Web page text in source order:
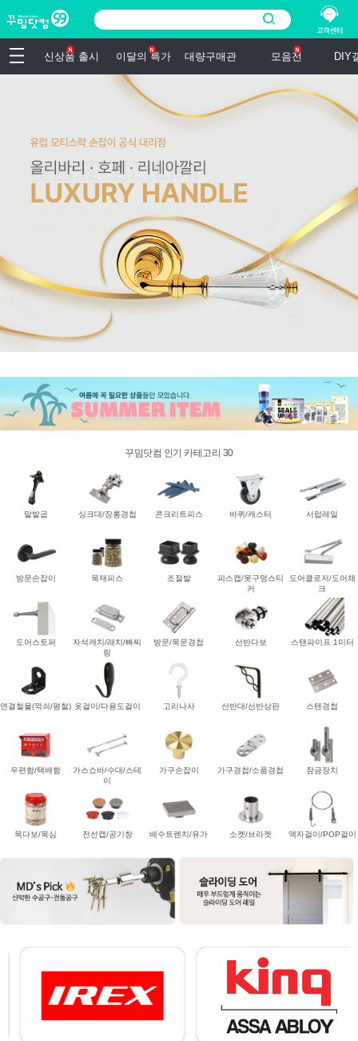
신상품 출시 이달의 특가 대량구매관 모음전 DIY
꾸밈닷컴 인기 카테고리 30
말발굽 싱크대/장롱경첩 콘크리트피스 바퀴/캐스터 서랍레일
방문손잡이 목재피스 조절발
피스캡/못구멍스티
커
도어클로저/도어체
크
도어스토퍼
자석캐치/래치/빠찌
링
방문/목문경첩 선반다보 스탠파이프 1미터
연결철물(꺽쇠/평철) 옷걸이/다용도걸이 고리나사 선반대/선반상판 스텐경첩
우편함/택배함
가스쇼바/수대/스테
이
가구손잡이 가구경첩/소품경첩 잠금장치
목다보/목심 전선캡/공기창 배수트렌치/유가 소켓/브라켓 액자걸이/POP걸이